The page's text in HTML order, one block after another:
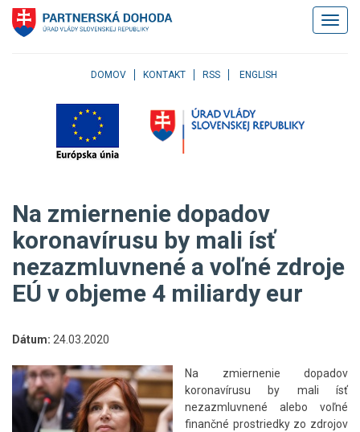
Klávesové
skratky
Skočiť
menu
na
užívateľské
menu
Skočiť
stránky
DOMOV KONTAKT RSS ENGLISH
Na zmiernenie dopadov
koronavírusu by mali ísť
nezazmluvnené a voľné zdroje
EÚ v objeme 4 miliardy eur
Dátum: 24.03.2020
Na zmiernenie dopadov
koronavírusu by mali ísť
nezazmluvnené alebo voľné
finančné prostriedky zo zdrojov